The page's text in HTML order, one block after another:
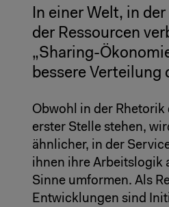
In einer Welt, in
der Ressourcen
„Sharing-
bessere Verteilung
Obwohl in der
erster Stelle stehen,
ähnlicher, in der
ihnen ihre Arbeitslogik
Sinne umformen. Als
Entwicklungen sind